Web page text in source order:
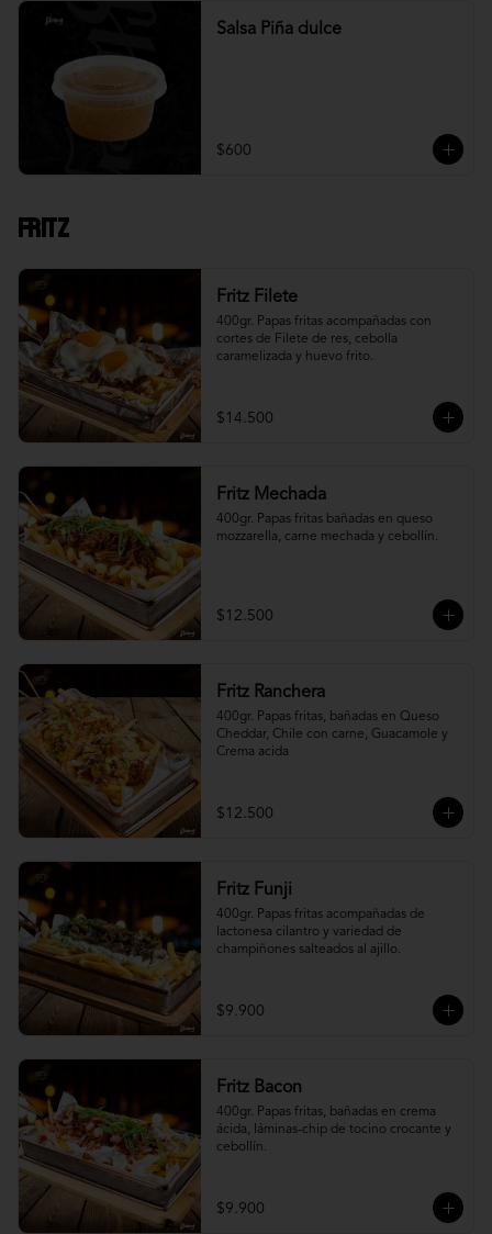
Salsa Piña dulce
$600
Fritz
Fritz Filete
400gr. Papas fritas acompañadas con
cortes de Filete de res, cebolla
caramelizada y huevo frito.
$14.500
Fritz Mechada
400gr. Papas fritas bañadas en queso
mozzarella, carne mechada y cebollín.
$12.500
Fritz Ranchera
400gr. Papas fritas, bañadas en Queso
Cheddar, Chile con carne, Guacamole y
Crema acida
$12.500
Fritz Funji
400gr. Papas fritas acompañadas de
lactonesa cilantro y variedad de
champiñones salteados al ajillo.
$9.900
Fritz Bacon
400gr. Papas fritas, bañadas en crema
ácida, láminas-chip de tocino crocante y
cebollín.
$9.900